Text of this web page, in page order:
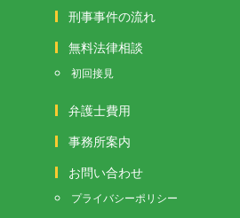
刑事事件の流れ
無料法律相談
初回接見
弁護士費用
事務所案内
お問い合わせ
プライバシーポリシー